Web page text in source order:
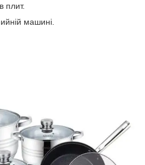
плит.
машині.